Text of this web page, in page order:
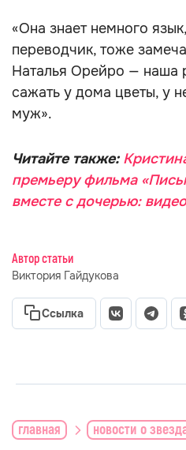
«Она знает немного
переводчик, тоже
Наталья Орейро — наша
сажать у дома цветы, у
муж».
Читайте также:
премьеру фильма
вместе с дочерью: видео
Автор статьи
Виктория Гайдукова
Ссылка
главная новости о